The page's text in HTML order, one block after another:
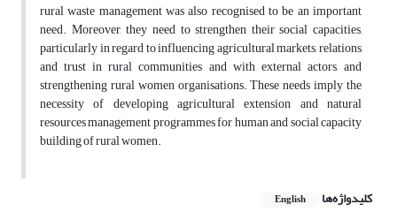
rural waste management was also recognised to be an important
need. Moreover, they need to strengthen their social capacities,
particularly in regard to influencing agricultural markets, relations
and trust in rural communities and with external actors, and
strengthening rural women organisations. These needs imply the
necessity of developing agricultural extension and natural
resources management programmes for human and social capacity
building of rural women.
کلیدواژه‌ها English